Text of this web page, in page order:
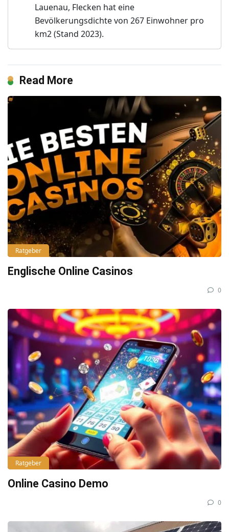
Lauenau, Flecken hat eine
Bevölkerungsdichte von 267 Einwohner pro
km2 (Stand 2023).
Read More
Ratgeber
Englische Online Casinos
0
Ratgeber
Online Casino Demo
0